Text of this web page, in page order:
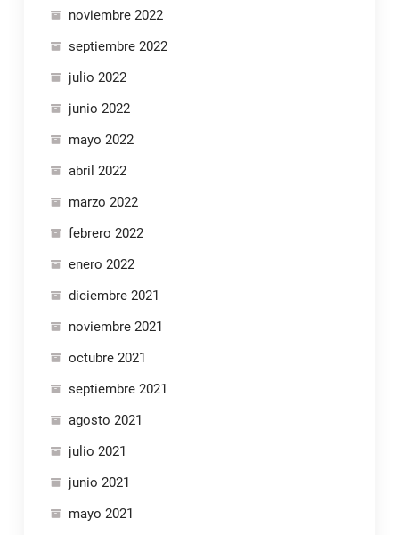
noviembre 2022
septiembre 2022
julio 2022
junio 2022
mayo 2022
abril 2022
marzo 2022
febrero 2022
enero 2022
diciembre 2021
noviembre 2021
octubre 2021
septiembre 2021
agosto 2021
julio 2021
junio 2021
mayo 2021